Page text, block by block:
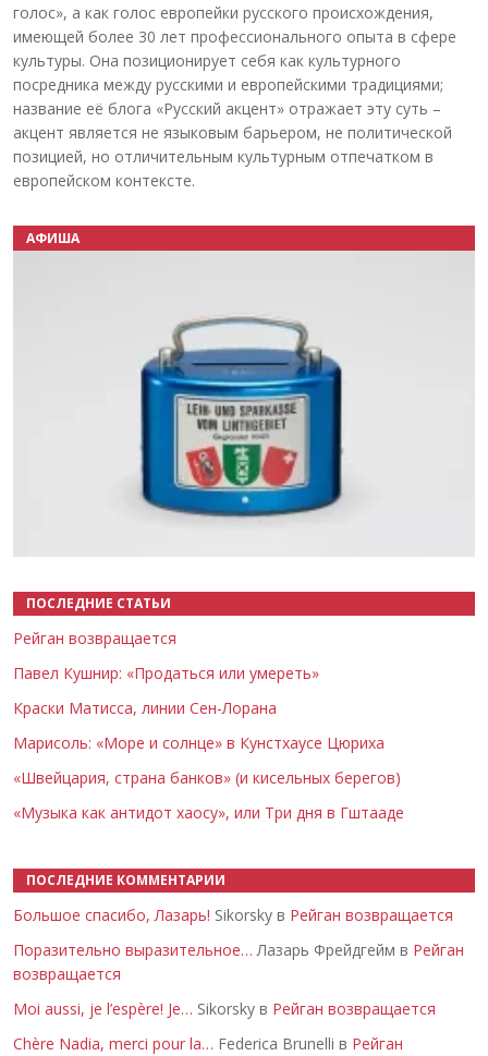
голос», а как голос европейки русского происхождения,
имеющей более 30 лет профессионального опыта в сфере
культуры. Она позиционирует себя как культурного
посредника между русскими и европейскими традициями;
название её блога «Русский акцент» отражает эту суть –
акцент является не языковым барьером, не политической
позицией, но отличительным культурным отпечатком в
европейском контексте.
АФИША
ПОСЛЕДНИЕ СТАТЬИ
Рейган возвращается
Павел Кушнир: «Продаться или умереть»
Краски Матисса, линии Сен-Лорана
Марисоль: «Море и солнце» в Кунстхаусе Цюриха
«Швейцария, страна банков» (и кисельных берегов)
«Музыка как антидот хаосу», или Три дня в Гштааде
ПОСЛЕДНИЕ КОММЕНТАРИИ
Большое спасибо, Лазарь! Sikorsky в Рейган возвращается
Поразительно выразительное… Лазарь Фрейдгейм в Рейган
возвращается
Moi aussi, je l’espère! Je… Sikorsky в Рейган возвращается
Chère Nadia, merci pour la… Federica Brunelli в Рейган